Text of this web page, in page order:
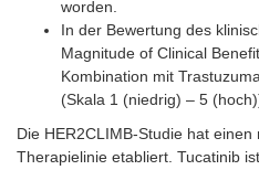
worden.
In der Bewertung des
Magnitude of Clinical
Kombination mit
(Skala 1 (niedrig) – 5
Die HER2CLIMB-Studie hat
Therapielinie etabliert. Tucatinib